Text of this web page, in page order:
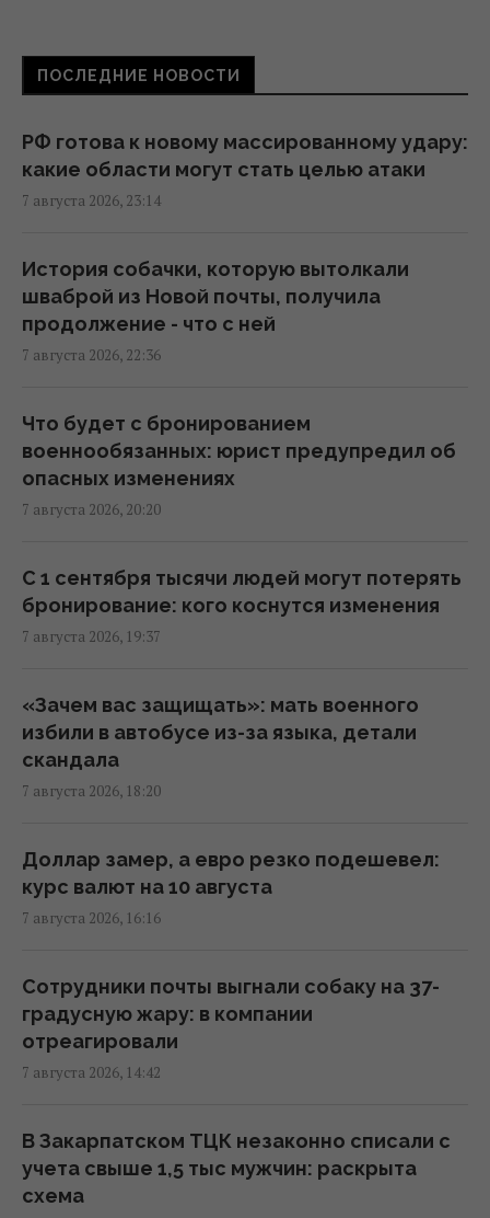
Пантелеев
20:01 пятница, 07 августа 2026
Зеленский прибыл в Сербию: подробности
первого официального визита
Дипломатическое контрнаступление
Украины на Вашингтон захлебнулось, – The
Atlantic
База ФСБ, корабли и ЗРК "Бук": Мадяр
раскрыл результаты ударов по
российским целям (видео)
Зеленский впервые поедет с официальным
визитом в Сербию: названа дата
Россия ударила по футбольному стадиону
"Черноморец" в Одессе, есть раненые
(фото, видео)
Дроны уже полдня атакуют Крым: ГУР
провел "морской парад" в Ялте
"Будет волна банкротства": разгром
складов Wildberries больно бьет по РФ, -
Die Welt
В уголовном деле рынка "Столичный"
материалами стали сообщения о
ПОСЛЕДНИЕ НОВОСТИ
РФ готова к новому массированному удару:
какие области могут стать целью атаки
7 августа 2026, 23:14
История собачки, которую вытолкали
шваброй из Новой почты, получила
продолжение - что с ней
7 августа 2026, 22:36
Что будет с бронированием
военнообязанных: юрист предупредил об
опасных изменениях
7 августа 2026, 20:20
С 1 сентября тысячи людей могут потерять
бронирование: кого коснутся изменения
7 августа 2026, 19:37
«Зачем вас защищать»: мать военного
избили в автобусе из-за языка, детали
скандала
7 августа 2026, 18:20
Доллар замер, а евро резко подешевел:
курс валют на 10 августа
7 августа 2026, 16:16
Сотрудники почты выгнали собаку на 37-
градусную жару: в компании
отреагировали
7 августа 2026, 14:42
В Закарпатском ТЦК незаконно списали с
учета свыше 1,5 тыс мужчин: раскрыта
схема